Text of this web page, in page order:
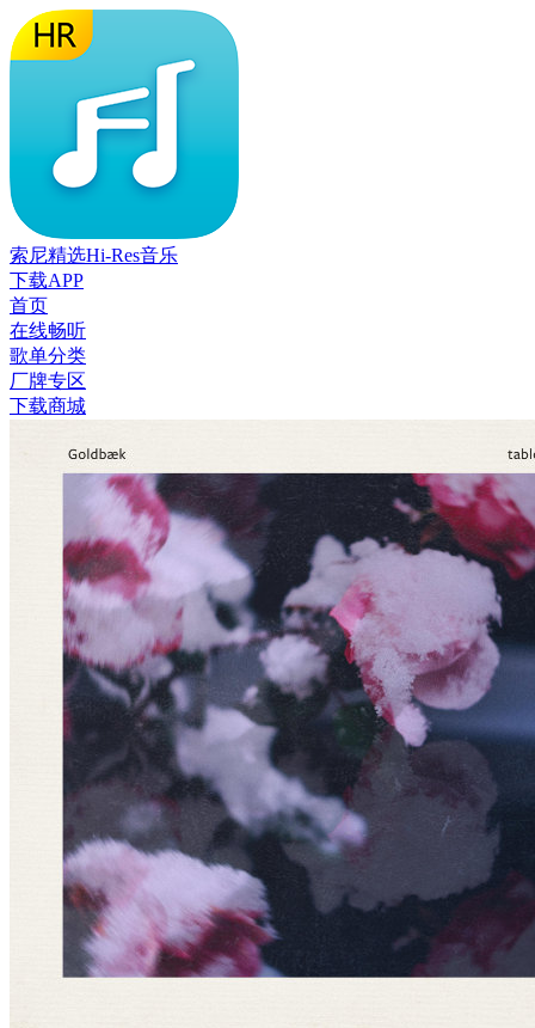
索尼精选Hi-Res音乐
下载APP
首页
在线畅听
歌单分类
厂牌专区
下载商城